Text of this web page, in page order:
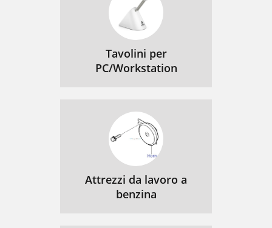
Tavolini per
PC/Workstation
Attrezzi da lavoro a
benzina